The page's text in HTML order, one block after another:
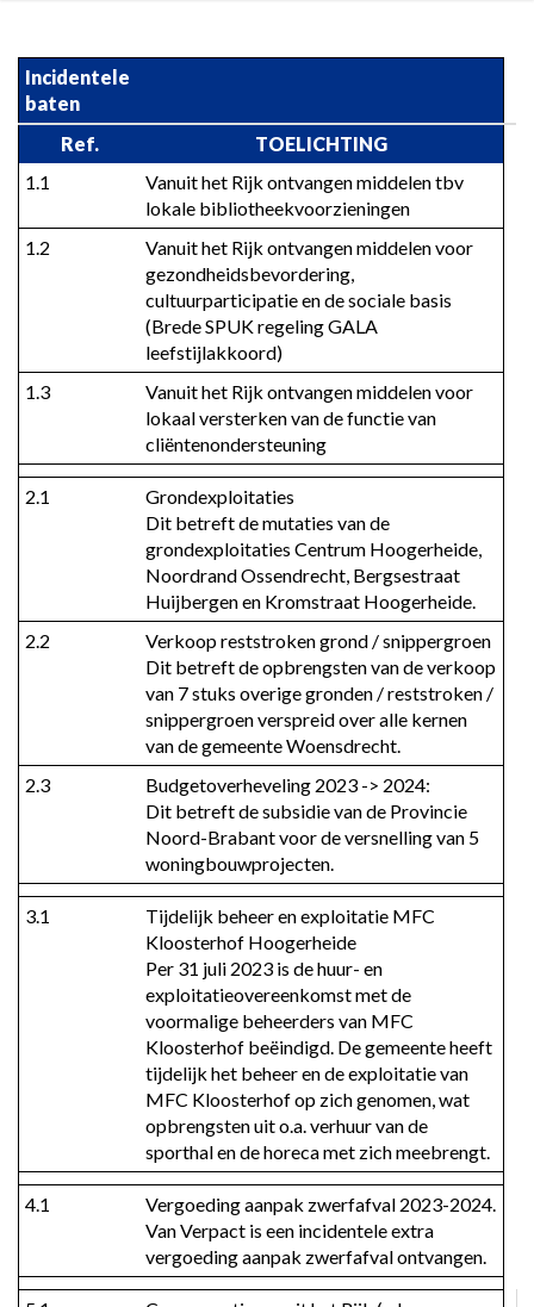
naar
navigatie
Overzicht
van
incidentele
programma
op
Incidentele
Incidentele
baten
Ref.
TOELICHTING
1.1
Vanuit het Rijk ontvangen middelen tbv
lokale bibliotheekvoorzieningen
1.2
Vanuit het Rijk ontvangen middelen voor
gezondheidsbevordering,
cultuurparticipatie en de sociale basis
(Brede SPUK regeling GALA
leefstijlakkoord)
1.3
Vanuit het Rijk ontvangen middelen voor
lokaal versterken van de functie van
cliëntenondersteuning
2.1
Grondexploitaties
Dit betreft de mutaties van de
grondexploitaties Centrum Hoogerheide,
Noordrand Ossendrecht, Bergsestraat
Huijbergen en Kromstraat Hoogerheide.
2.2
Verkoop reststroken grond / snippergroen
Dit betreft de opbrengsten van de verkoop
van 7 stuks overige gronden / reststroken /
snippergroen verspreid over alle kernen
van de gemeente Woensdrecht.
2.3
Budgetoverheveling 2023 -> 2024:
Dit betreft de subsidie van de Provincie
Noord-Brabant voor de versnelling van 5
woningbouwprojecten.
3.1
Tijdelijk beheer en exploitatie MFC
Kloosterhof Hoogerheide
Per 31 juli 2023 is de huur- en
exploitatieovereenkomst met de
voormalige beheerders van MFC
Kloosterhof beëindigd. De gemeente heeft
tijdelijk het beheer en de exploitatie van
MFC Kloosterhof op zich genomen, wat
opbrengsten uit o.a. verhuur van de
sporthal en de horeca met zich meebrengt.
4.1
Vergoeding aanpak zwerfafval 2023-2024.
Van Verpact is een incidentele extra
vergoeding aanpak zwerfafval ontvangen.